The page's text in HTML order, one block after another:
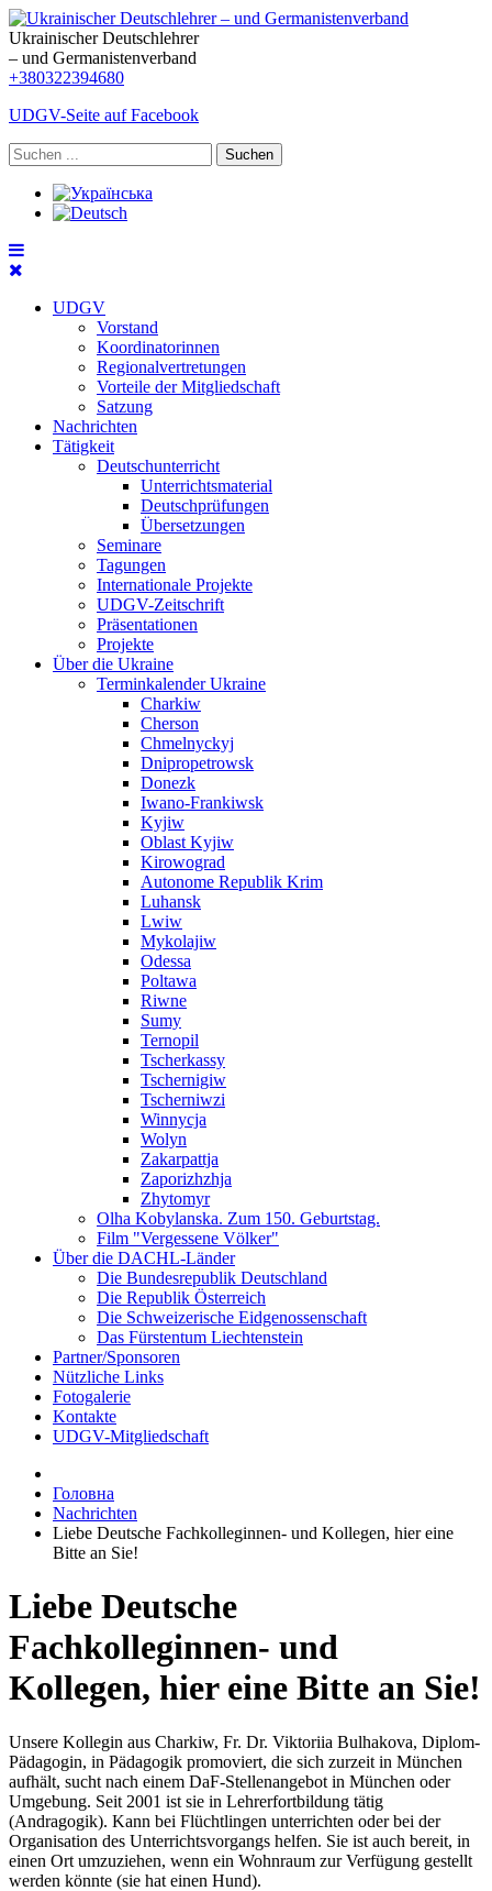
Ukrainischer Deutschlehrer
– und Germanistenverband
+380322394680
UDGV-Seite auf Facebook
Suchen
UDGV
Vorstand
Koordinatorinnen
Regionalvertretungen
Vorteile der Mitgliedschaft
Satzung
Nachrichten
Tätigkeit
Deutschunterricht
Unterrichtsmaterial
Deutschprüfungen
Übersetzungen
Seminare
Tagungen
Internationale Projekte
UDGV-Zeitschrift
Präsentationen
Projekte
Über die Ukraine
Terminkalender Ukraine
Charkiw
Cherson
Chmelnyckyj
Dnipropetrowsk
Donezk
Iwano-Frankiwsk
Kyjiw
Oblast Kyjiw
Kirowograd
Autonome Republik Krim
Luhansk
Lwiw
Mykolajiw
Odessa
Poltawa
Riwne
Sumy
Ternopil
Tscherkassy
Tschernigiw
Tscherniwzi
Winnycja
Wolyn
Zakarpattja
Zaporizhzhja
Zhytomyr
Olha Kobylanska. Zum 150. Geburtstag.
Film "Vergessene Völker"
Über die DACHL-Länder
Die Bundesrepublik Deutschland
Die Republik Österreich
Die Schweizerische Eidgenossenschaft
Das Fürstentum Liechtenstein
Partner/Sponsoren
Nützliche Links
Fotogalerie
Kontakte
UDGV-Mitgliedschaft
Головна
Nachrichten
Liebe Deutsche Fachkolleginnen- und Kollegen, hier eine
Bitte an Sie!
Liebe Deutsche
Fachkolleginnen- und
Kollegen, hier eine Bitte an Sie!
Unsere Kollegin aus Charkiw, Fr. Dr. Viktoriia Bulhakova, Diplom-
Pädagogin, in Pädagogik promoviert, die sich zurzeit in München
aufhält, sucht nach einem DaF-Stellenangebot in München oder
Umgebung. Seit 2001 ist sie in Lehrerfortbildung tätig
(Andragogik). Kann bei Flüchtlingen unterrichten oder bei der
Organisation des Unterrichtsvorgangs helfen. Sie ist auch bereit, in
einen Ort umzuziehen, wenn ein Wohnraum zur Verfügung gestellt
werden könnte (sie hat einen Hund).